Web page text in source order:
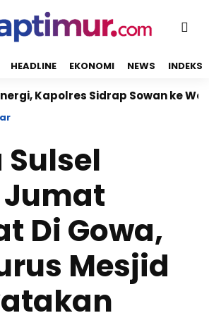
HEADLINE EKONOMI NEWS INDEKS
Sidrap Sowan ke Wakil
Sulsel
Jumat
Di Gowa,
Mesjid